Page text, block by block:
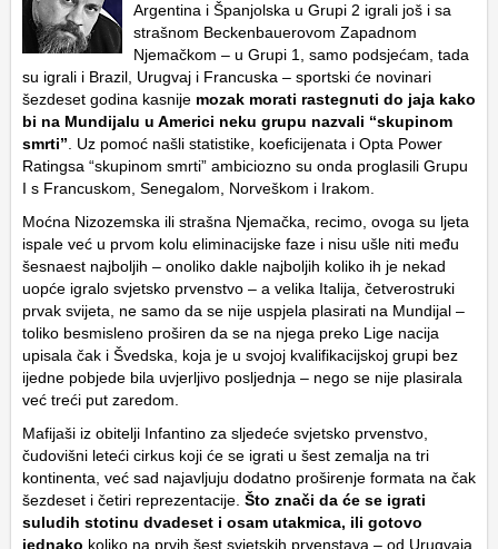
Argentina i Španjolska u Grupi 2 igrali još i sa
strašnom Beckenbauerovom Zapadnom
Njemačkom – u Grupi 1, samo podsjećam, tada
su igrali i Brazil, Urugvaj i Francuska – sportski će novinari
šezdeset godina kasnije mozak morati rastegnuti do jaja kako
bi na Mundijalu u Americi neku grupu nazvali “skupinom
smrti”. Uz pomoć našli statistike, koeficijenata i Opta Power
Ratingsa “skupinom smrti” ambiciozno su onda proglasili Grupu
I s Francuskom, Senegalom, Norveškom i Irakom.
Moćna Nizozemska ili strašna Njemačka, recimo, ovoga su ljeta
ispale već u prvom kolu eliminacijske faze i nisu ušle niti među
šesnaest najboljih – onoliko dakle najboljih koliko ih je nekad
uopće igralo svjetsko prvenstvo – a velika Italija, četverostruki
prvak svijeta, ne samo da se nije uspjela plasirati na Mundijal –
toliko besmisleno proširen da se na njega preko Lige nacija
upisala čak i Švedska, koja je u svojoj kvalifikacijskoj grupi bez
ijedne pobjede bila uvjerljivo posljednja – nego se nije plasirala
već treći put zaredom.
Mafijaši iz obitelji Infantino za sljedeće svjetsko prvenstvo,
čudovišni leteći cirkus koji će se igrati u šest zemalja na tri
kontinenta, već sad najavljuju dodatno proširenje formata na čak
šezdeset i četiri reprezentacije. Što znači da će se igrati
suludih stotinu dvadeset i osam utakmica, ili gotovo
jednako koliko na prvih šest svjetskih prvenstava – od Urugvaja